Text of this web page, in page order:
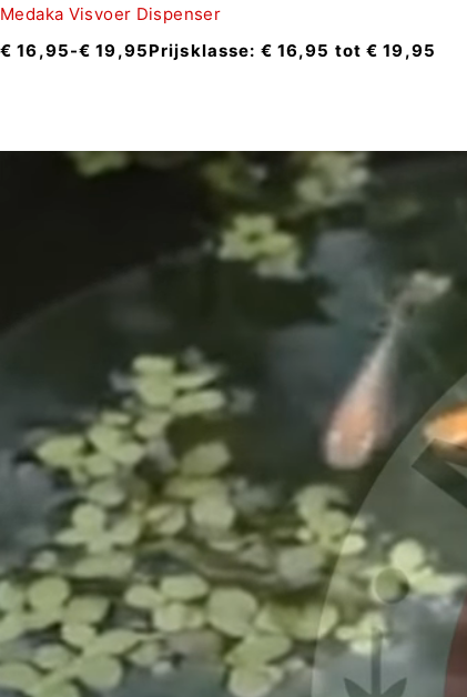
Medaka Visvoer Dispenser
€ 16,95-€ 19,95Prijsklasse: € 16,95 tot € 19,95